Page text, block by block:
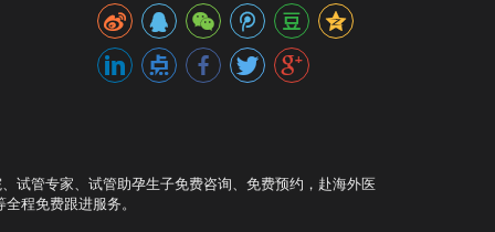
试管专家、试管助孕生子免费咨询、免费预约，赴海外医
程免费跟进服务。